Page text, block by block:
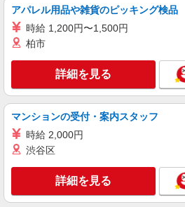
キープ
正社員
サンワフーズ株式会社
栄養士または調理師
月給240,000円
医療法人社団 淳
県御殿場市東田中1871
パート
さわやか 御殿場プレミアム・アウトレ
アパレル用品や雑貨のピッキング検品
時給 1,200円〜1,500円
柏市
詳細を見る
マンションの受付・案内スタッフ
時給 2,000円
渋谷区
詳細を見る